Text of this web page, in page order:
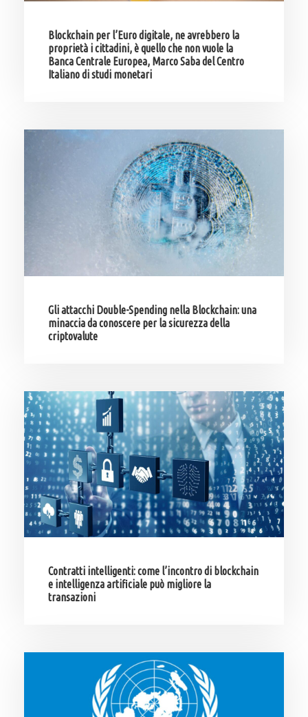
Blockchain per l’Euro digitale, ne avrebbero la
proprietà i cittadini, è quello che non vuole la
Banca Centrale Europea, Marco Saba del Centro
Italiano di studi monetari
Gli attacchi Double-Spending nella Blockchain: una
minaccia da conoscere per la sicurezza della
criptovalute
Contratti intelligenti: come l’incontro di blockchain
e intelligenza artificiale può migliore la
transazioni